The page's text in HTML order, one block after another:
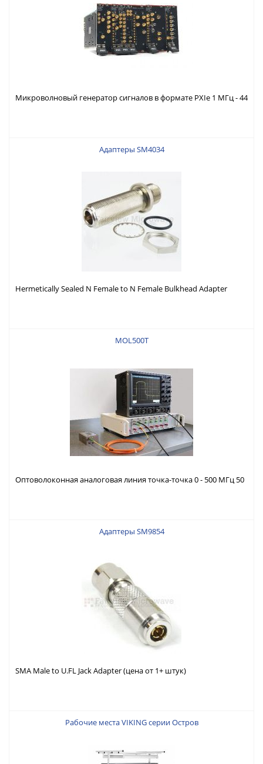
Микроволновый генератор сигналов в формате PXIe 1 МГц - 44
Адаптеры SM4034
Hermetically Sealed N Female to N Female Bulkhead Adapter
MOL500T
Оптоволоконная аналоговая линия точка-точка 0 - 500 МГц 50
Адаптеры SM9854
SMA Male to U.FL Jack Adapter (цена от 1+ штук)
Рабочие места VIKING серии Остров